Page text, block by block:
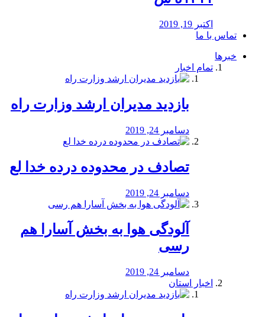
اکتبر 19, 2019
تماس با ما
خبرها
تمام اخبار
بازدید مدیران ارشد وزارت راه
دسامبر 24, 2019
تصادف در محدوده درده خدا لع
دسامبر 24, 2019
آلودگی هوا به بخش آسارا هم
رسی
دسامبر 24, 2019
اخبار استان